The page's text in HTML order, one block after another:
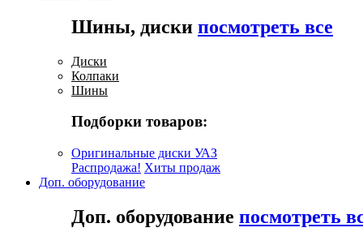
Шины, диски посмотреть все
Диски
Колпаки
Шины
Подборки товаров:
Оригинальные диски УАЗ
Распродажа! Хиты продаж
Доп. оборудование
Доп. оборудование посмотреть